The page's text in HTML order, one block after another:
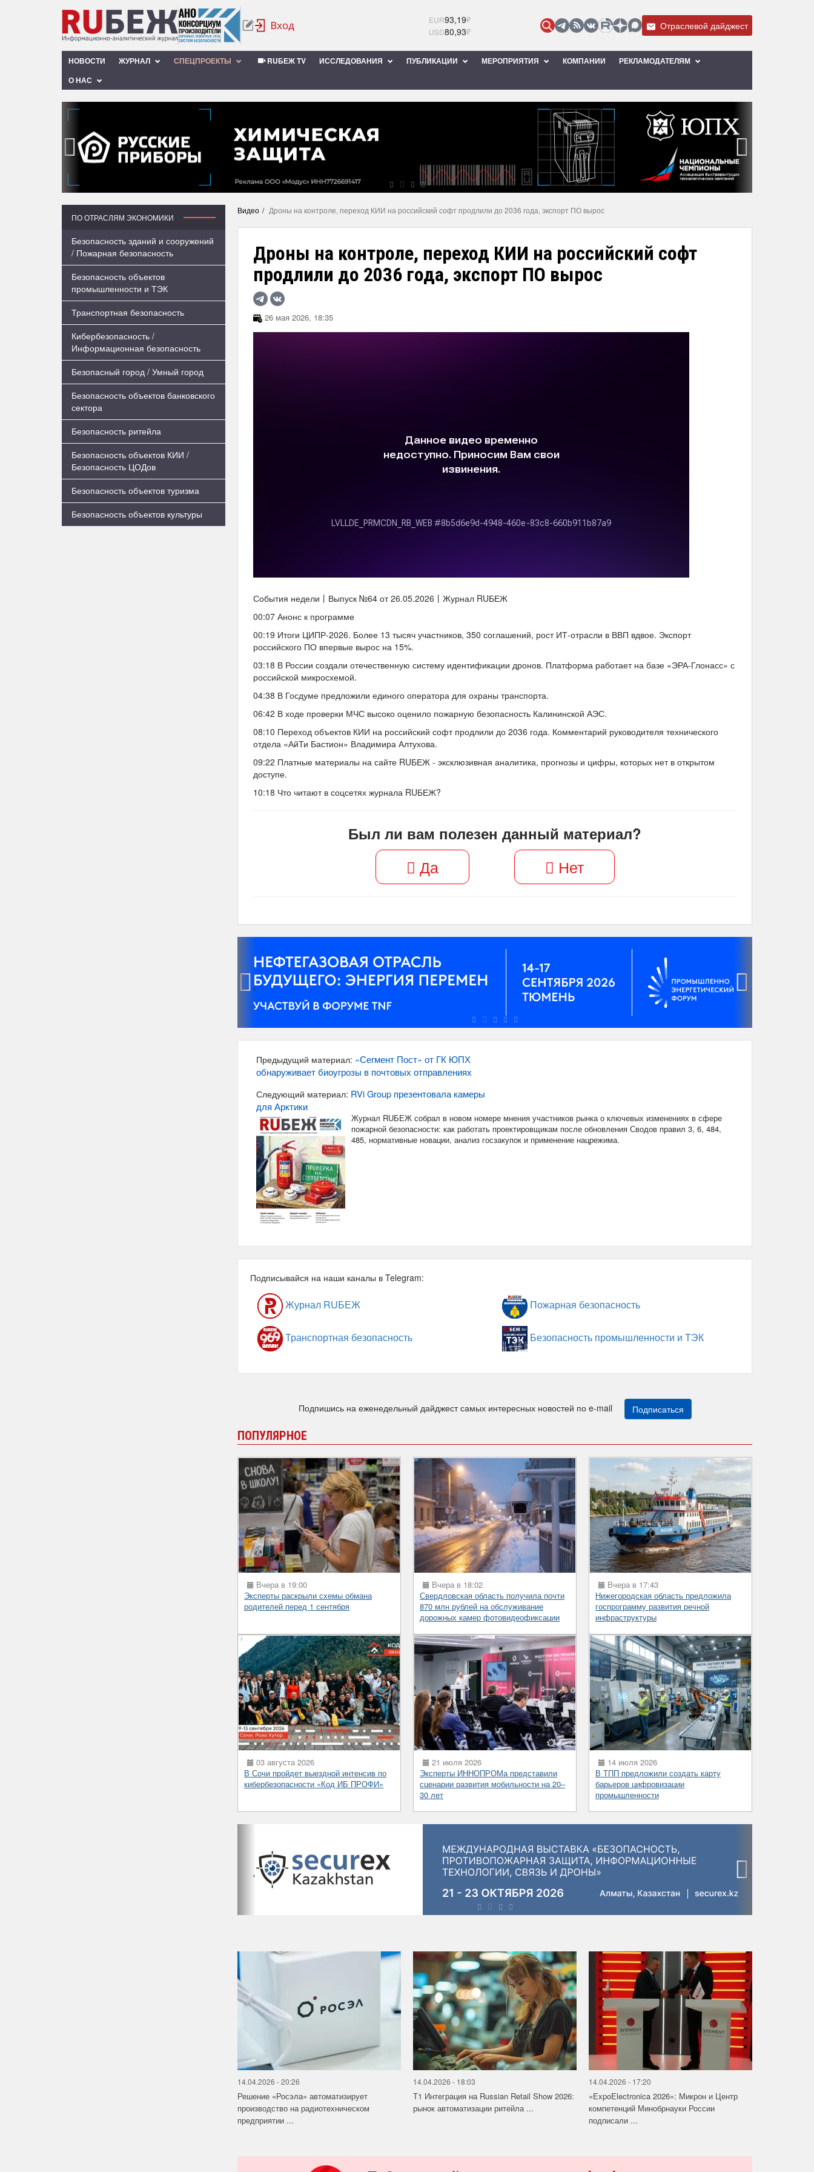
EUR93,19₽
USD80,93₽ Отраслевой дайджест
НОВОСТИ ЖУРНАЛ СПЕЦПРОЕКТЫ RUБЕЖ TV ИССЛЕДОВАНИЯ ПУБЛИКАЦИИ МЕРОПРИЯТИЯ КОМПАНИИ
РЕКЛАМОДАТЕЛЯМ
О НАС
‹
ПО ОТРАСЛЯМ ЭКОНОМИКИ
Безопасность зданий и сооружений
/ Пожарная безопасность
Безопасность объектов
промышленности и ТЭК
Транспортная безопасность
Кибербезопасность /
Информационная безопасность
Безопасный город / Умный город
Безопасность объектов банковского
сектора
Безопасность ритейла
Безопасность объектов КИИ /
Безопасность ЦОДов
Безопасность объектов туризма
Безопасность объектов культуры
Видео Дроны на контроле, переход КИИ на российский софт продлили до 2036 года, экспорт ПО вырос
Дроны на контроле, переход КИИ на российский софт
продлили до 2036 года, экспорт ПО вырос
26 мая 2026, 18:35
События недели丨Выпуск №64 от 26.05.2026丨Журнал RUБЕЖ
00:07 Анонс к программе
00:19 Итоги ЦИПР-2026. Более 13 тысяч участников, 350 соглашений, рост ИТ-отрасли в ВВП вдвое. Экспорт
российского ПО впервые вырос на 15%.
03:18 В России создали отечественную систему идентификации дронов. Платформа работает на базе «ЭРА-Глонасс» с
российской микросхемой.
04:38 В Госдуме предложили единого оператора для охраны транспорта.
06:42 В ходе проверки МЧС высоко оценило пожарную безопасность Калининской АЭС.
08:10 Переход объектов КИИ на российский софт продлили до 2036 года. Комментарий руководителя технического
отдела «АйТи Бастион» Владимира Алтухова.
09:22 Платные материалы на сайте RUБЕЖ - эксклюзивная аналитика, прогнозы и цифры, которых нет в открытом
доступе.
10:18 Что читают в соцсетях журнала RUБЕЖ?
Был ли вам полезен данный материал?
Да Нет
‹ ›
Предыдущий материал: «Сегмент Пост» от ГК ЮПХ
обнаруживает биоугрозы в почтовых отправлениях
Следующий материал: RVi Group презентовала камеры
для Арктики
Журнал RUБЕЖ собрал в новом номере мнения участников рынка о ключевых изменениях в сфере
пожарной безопасности: как работать проектировщикам после обновления Сводов правил 3, 6, 484,
485, нормативные новации, анализ госзакупок и применение нацрежима.
Подписывайся на наши каналы в Telegram:
Журнал RUБЕЖ Пожарная безопасность
Транспортная безопасность Безопасность промышленности и ТЭК
Подпишись на еженедельный дайджест самых интересных новостей по e-mail Подписаться
ПОПУЛЯРНОЕ
Вчера в 19:00
Эксперты раскрыли схемы обмана
родителей перед 1 сентября
Вчера в 18:02
Свердловская область получила почти
870 млн рублей на обслуживание
дорожных камер фотовидеофиксации
Вчера в 17:43
Нижегородская область предложила
госпрограмму развития речной
инфраструктуры
03 августа 2026
В Сочи пройдет выездной интенсив по
кибербезопасности «Код ИБ ПРОФИ»
21 июля 2026
Эксперты ИННОПРОМа представили
сценарии развития мобильности на 20–
30 лет
14 июля 2026
В ТПП предложили создать карту
барьеров цифровизации
промышленности
‹
14.04.2026 - 20:26
Решение «Росэла» автоматизирует
производство на радиотехническом
предприятии ...
14.04.2026 - 18:03
Т1 Интеграция на Russian Retail Show 2026:
рынок автоматизации ритейла ...
14.04.2026 - 17:20
«ExpoElectronica 2026»: Микрон и Центр
компетенций Минобрнауки России
подписали ...